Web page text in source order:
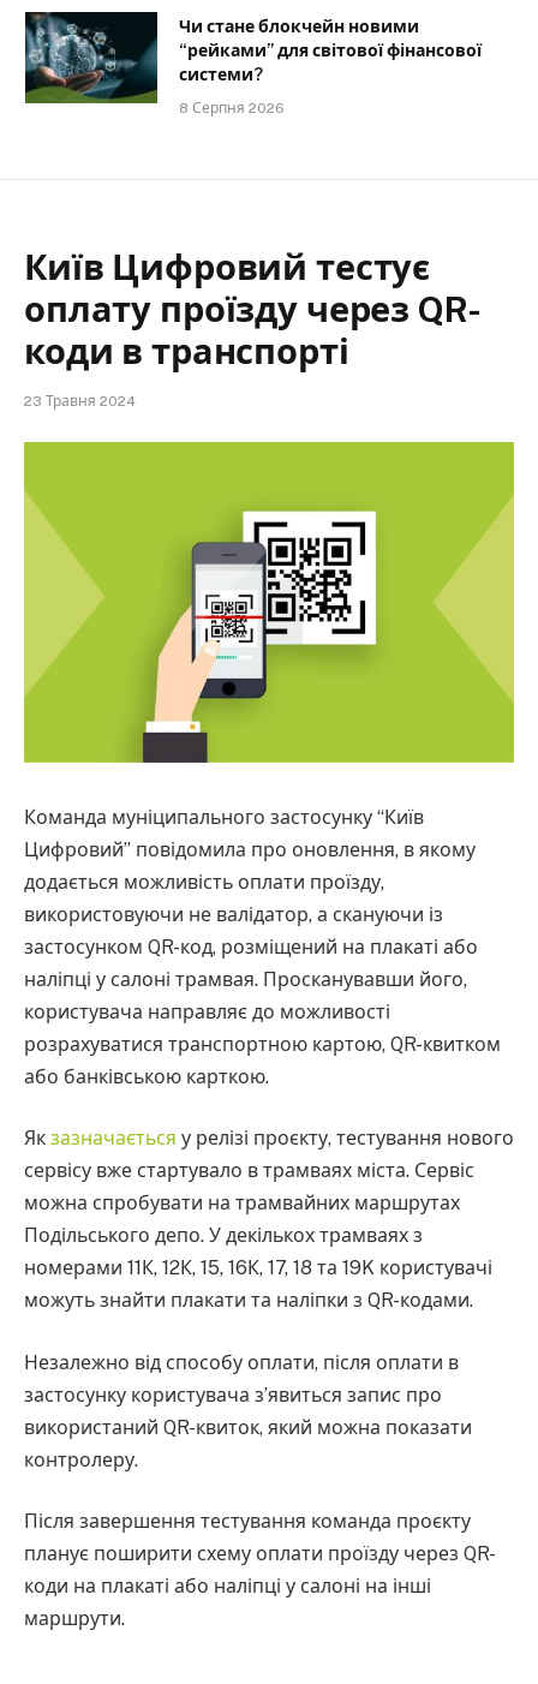
Чи стане блокчейн новими
“рейками” для світової фінансової
системи?
8 Серпня 2026
Київ Цифровий тестує
оплату проїзду через QR-
коди в транспорті
23 Травня 2024
Команда муніципального застосунку “Київ
Цифровий” повідомила про оновлення, в якому
додається можливість оплати проїзду,
використовуючи не валідатор, а скануючи із
застосунком QR-код, розміщений на плакаті або
наліпці у салоні трамвая. Просканувавши його,
користувача направляє до можливості
розрахуватися транспортною картою, QR-квитком
або банківською карткою.
Як зазначається у релізі проєкту, тестування нового
сервісу вже стартувало в трамваях міста. Сервіс
можна спробувати на трамвайних маршрутах
Подільського депо. У декількох трамваях з
номерами 11К, 12К, 15, 16К, 17, 18 та 19K користувачі
можуть знайти плакати та наліпки з QR-кодами.
Незалежно від способу оплати, після оплати в
застосунку користувача з’явиться запис про
використаний QR-квиток, який можна показати
контролеру.
Після завершення тестування команда проєкту
планує поширити схему оплати проїзду через QR-
коди на плакаті або наліпці у салоні на інші
маршрути.